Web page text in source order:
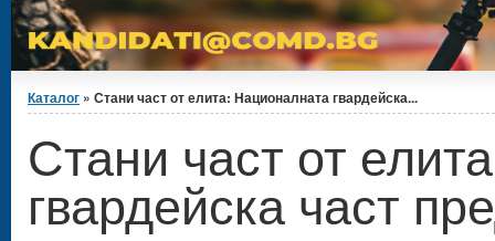
Вие сте тук
Каталог » Стани част от елита: Националната гвардейска...
Стани част от
гвардейска част